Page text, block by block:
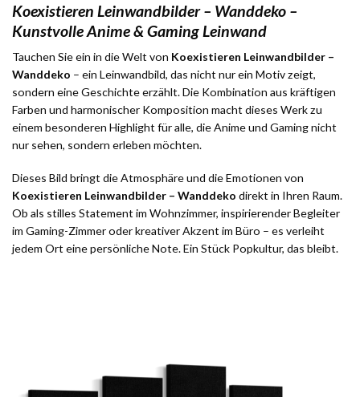
Koexistieren Leinwandbilder – Wanddeko –
Kunstvolle Anime & Gaming Leinwand
Tauchen Sie ein in die Welt von Koexistieren Leinwandbilder –
Wanddeko – ein Leinwandbild, das nicht nur ein Motiv zeigt,
sondern eine Geschichte erzählt. Die Kombination aus kräftigen
Farben und harmonischer Komposition macht dieses Werk zu
einem besonderen Highlight für alle, die Anime und Gaming nicht
nur sehen, sondern erleben möchten.
Dieses Bild bringt die Atmosphäre und die Emotionen von
Koexistieren Leinwandbilder – Wanddeko direkt in Ihren Raum.
Ob als stilles Statement im Wohnzimmer, inspirierender Begleiter
im Gaming-Zimmer oder kreativer Akzent im Büro – es verleiht
jedem Ort eine persönliche Note. Ein Stück Popkultur, das bleibt.